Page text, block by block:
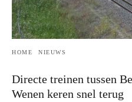
HOME NIEUWS
Directe treinen tussen
Wenen keren snel terug